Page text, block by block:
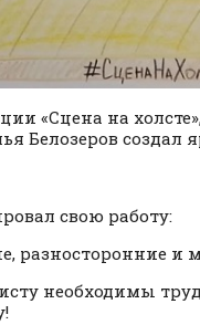
«Сцена на
Белозеров создал
свою работу:
разносторонние и
необходимы